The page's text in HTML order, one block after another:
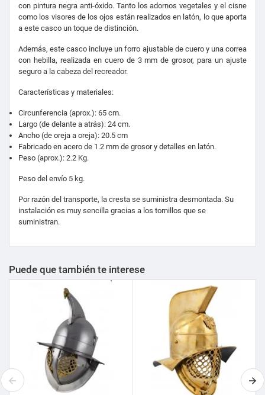
con pintura negra anti-óxido. Tanto los adornos vegetales y el cisne
como los visores de los ojos están realizados en latón, lo que aporta
a este casco un toque de distinción.
Además, este casco incluye un forro ajustable de cuero y una correa
con hebilla, realizada en cuero de 3 mm de grosor, para un ajuste
seguro a la cabeza del recreador.
Características y materiales:
Circunferencia (aprox.): 65 cm.
Largo (de delante a atrás): 24 cm.
Ancho (de oreja a oreja): 20.5 cm
Fabricado en acero de 1.2 mm de grosor y detalles en latón.
Peso (aprox.): 2.2 Kg.
Peso del envío 5 kg.
Por razón del transporte, la cresta se suministra desmontada. Su
instalación es muy sencilla gracias a los tornillos que se
suministran.
Puede que también te interese